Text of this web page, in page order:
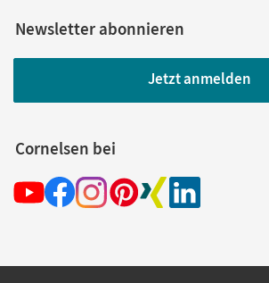
Newsletter abonnieren
Jetzt anmelden
Cornelsen bei